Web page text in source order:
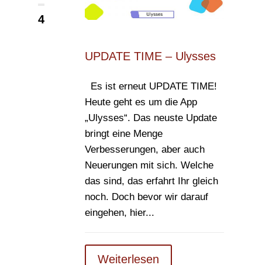
4
UPDATE TIME – Ulysses
Es ist erneut UPDATE TIME!
Heute geht es um die App
„Ulysses“. Das neuste Update
bringt eine Menge
Verbesserungen, aber auch
Neuerungen mit sich. Welche
das sind, das erfahrt Ihr gleich
noch. Doch bevor wir darauf
eingehen, hier...
Weiterlesen